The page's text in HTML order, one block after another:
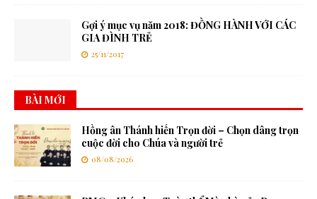
Gợi ý mục vụ năm 2018: ĐỒNG HÀNH VỚI CÁC
GIA ĐÌNH TRẺ
25/11/2017
BÀI MỚI
Hồng ân Thánh hiến Trọn đời – Chọn dâng trọn
cuộc đời cho Chúa và người trẻ
08/08/2026